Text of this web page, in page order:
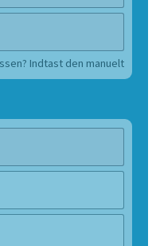
Indtast den manuelt